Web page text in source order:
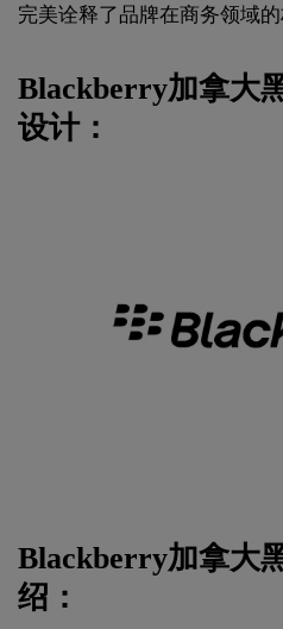
完美诠释了品牌在商务领域的
Blackberry加拿大
设计：
Blackberry加拿大
绍：